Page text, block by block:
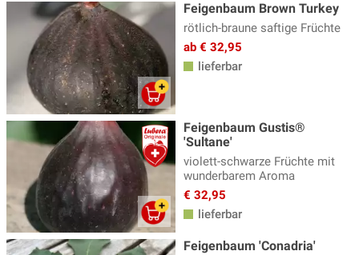
Feigenbaum Brown Turkey
rötlich-braune saftige Früchte
ab € 32,95
lieferbar
Feigenbaum Gustis®
'Sultane'
violett-schwarze Früchte mit
wunderbarem Aroma
€ 32,95
lieferbar
Feigenbaum 'Conadria'